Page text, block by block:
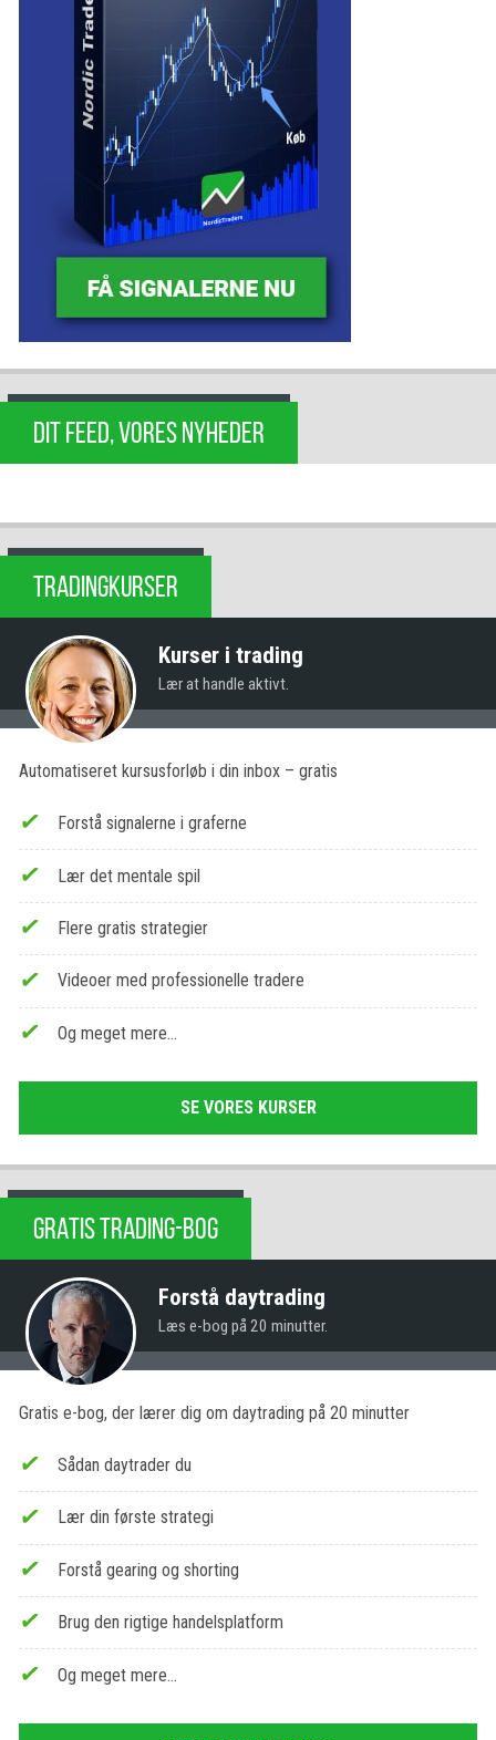
DIT FEED, VORES NYHEDER
TRADINGKURSER
Kurser i trading
Lær at handle aktivt.
Automatiseret kursusforløb i din inbox – gratis
Forstå signalerne i graferne
Lær det mentale spil
Flere gratis strategier
Videoer med professionelle tradere
Og meget mere…
SE VORES KURSER
GRATIS TRADING-BOG
Forstå daytrading
Læs e-bog på 20 minutter.
Gratis e-bog, der lærer dig om daytrading på 20 minutter
Sådan daytrader du
Lær din første strategi
Forstå gearing og shorting
Brug den rigtige handelsplatform
Og meget mere…